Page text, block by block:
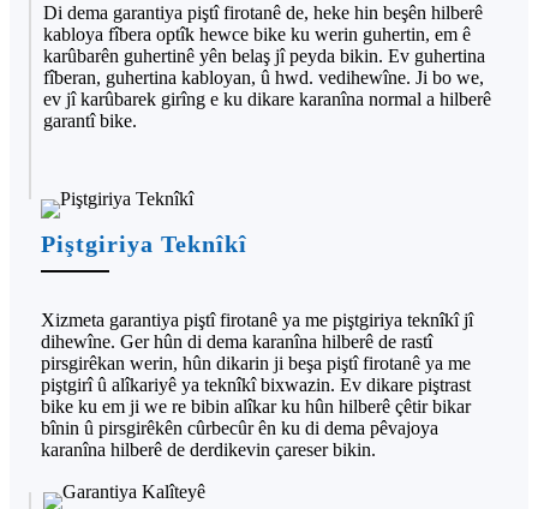
Di dema garantiya piştî firotanê de, heke hin beşên hilberê
kabloya fîbera optîk hewce bike ku werin guhertin, em ê
karûbarên guhertinê yên belaş jî peyda bikin. Ev guhertina
fîberan, guhertina kabloyan, û hwd. vedihewîne. Ji bo we,
ev jî karûbarek girîng e ku dikare karanîna normal a hilberê
garantî bike.
Piştgiriya Teknîkî
Xizmeta garantiya piştî firotanê ya me piştgiriya teknîkî jî
dihewîne. Ger hûn di dema karanîna hilberê de rastî
pirsgirêkan werin, hûn dikarin ji beşa piştî firotanê ya me
piştgirî û alîkariyê ya teknîkî bixwazin. Ev dikare piştrast
bike ku em ji we re bibin alîkar ku hûn hilberê çêtir bikar
bînin û pirsgirêkên cûrbecûr ên ku di dema pêvajoya
karanîna hilberê de derdikevin çareser bikin.